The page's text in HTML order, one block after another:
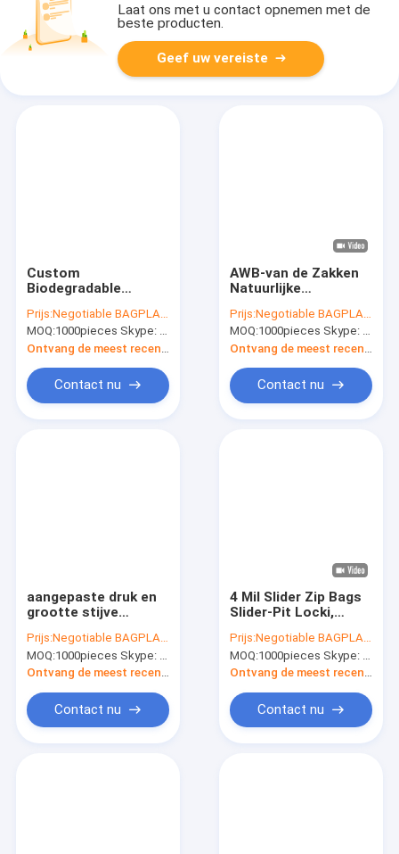
Laat ons met u contact opnemen met de
beste producten.
Geef uw vereiste
Custom
Biodegradable
Shipping
Compostable Mailer
Eco Mailing Bag
Envelopes Shipping
Bags
Prijs:Negotiable BAGPLASTICS@YAHOO.COM
MOQ:1000pieces Skype: mydearneil
Contact nu
AWB-van de Zakken
Natuurlijke
Lijst Biologisch
afbreekbare
Opgevulde Port de
Bellenmailers
Opgevulde
Enveloppen die,
Levering verschepen
Prijs:Negotiable BAGPLASTICS@YAHOO.COM
MOQ:1000pieces Skype: mydearneil
Contact nu
aangepaste druk en
grootte stijve
handvatzak/stijve
handvat plastic
zak/handvatpolybag,
plasti van het
lijnhandvat
Prijs:Negotiable BAGPLASTICS@YAHOO.COM
MOQ:1000pieces Skype: mydearneil
Ontvang de meest recente Prijs
Contact nu
4 Mil Slider Zip Bags
Slider-Pit Locki,
Verse Zakken,
Microgolfzak,
Schuifzakken,
de Zak van de
Schuifgreep
Prijs:Negotiable BAGPLASTICS@YAHOO.COM
MOQ:1000pieces Skype: mydearneil
Ontvang de meest recente Prijs
Contact nu